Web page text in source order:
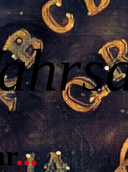
...